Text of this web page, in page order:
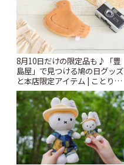
8月10日だけの限定品も♪「豊
島屋」で見つける鳩の日グッズ
と本店限定アイテム | ことりっ
ぷ